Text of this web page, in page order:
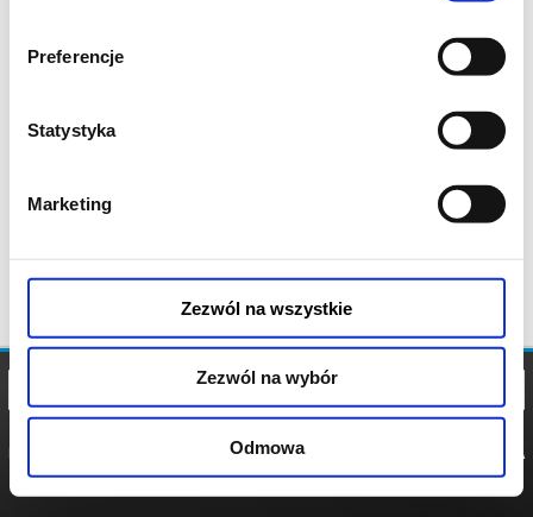
Preferencje
Statystyka
Marketing
Zezwól na wszystkie
Zezwól na wybór
Odmowa
POLITYKA
POLITYKA